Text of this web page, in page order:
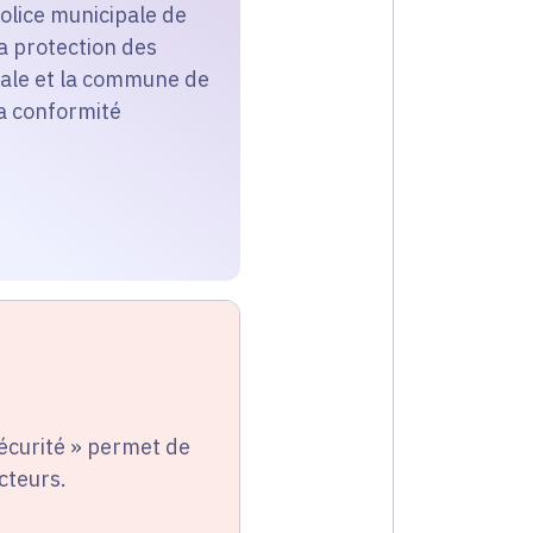
municipale de
protection des
et la commune de
conformité
» permet de